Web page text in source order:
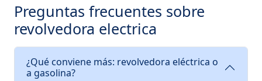
Preguntas frecuentes sobre
revolvedora electrica
¿Qué conviene más: revolvedora eléctrica o
a gasolina?